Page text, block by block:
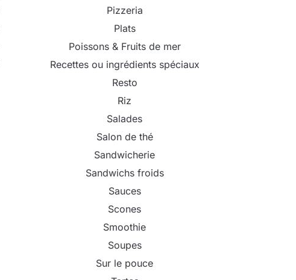
Pizzeria
Plats
Poissons & Fruits de mer
Recettes ou ingrédients spéciaux
Resto
Riz
Salades
Salon de thé
Sandwicherie
Sandwichs froids
Sauces
Scones
Smoothie
Soupes
Sur le pouce